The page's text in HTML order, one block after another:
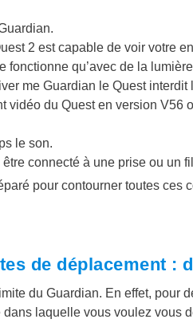
2 est capable de voir votre
fonctionne qu’avec de la
me Guardian le Quest
vidéo du Quest en version V56
le son.
connecté à une prise ou un
pour contourner toutes
de déplacement :
du Guardian. En effet, pour
laquelle vous voulez vous